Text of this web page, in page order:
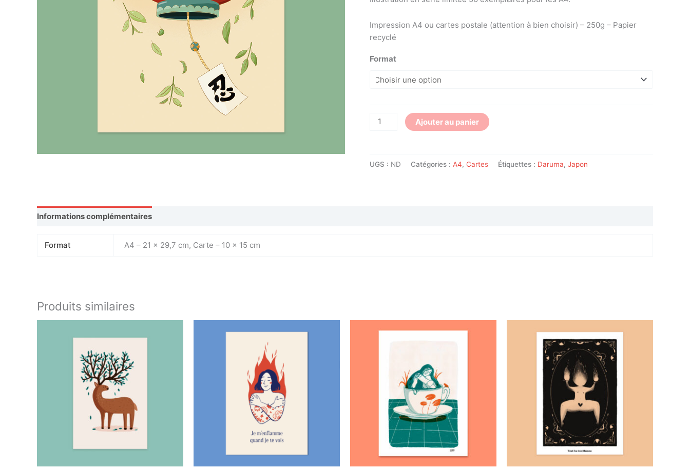
Impression A4 ou cartes postale (attention à bien choisir) – 250g – Papier
recyclé
Format
Ajouter au panier
UGS : ND Catégories : A4, Cartes Étiquettes : Daruma, Japon
Informations complémentaires
Format A4 – 21 x 29,7 cm, Carte – 10 x 15 cm
Produits similaires